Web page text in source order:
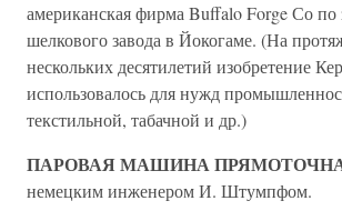
американская фирма Buffalo Forge Со по
шелкового завода в Йокогаме. (На
нескольких десятилетий изобретение
использовалось для нужд
текстильной, табачной и др.)
ПАРОВАЯ МАШИНА
немецким инженером И. Штумпфом.